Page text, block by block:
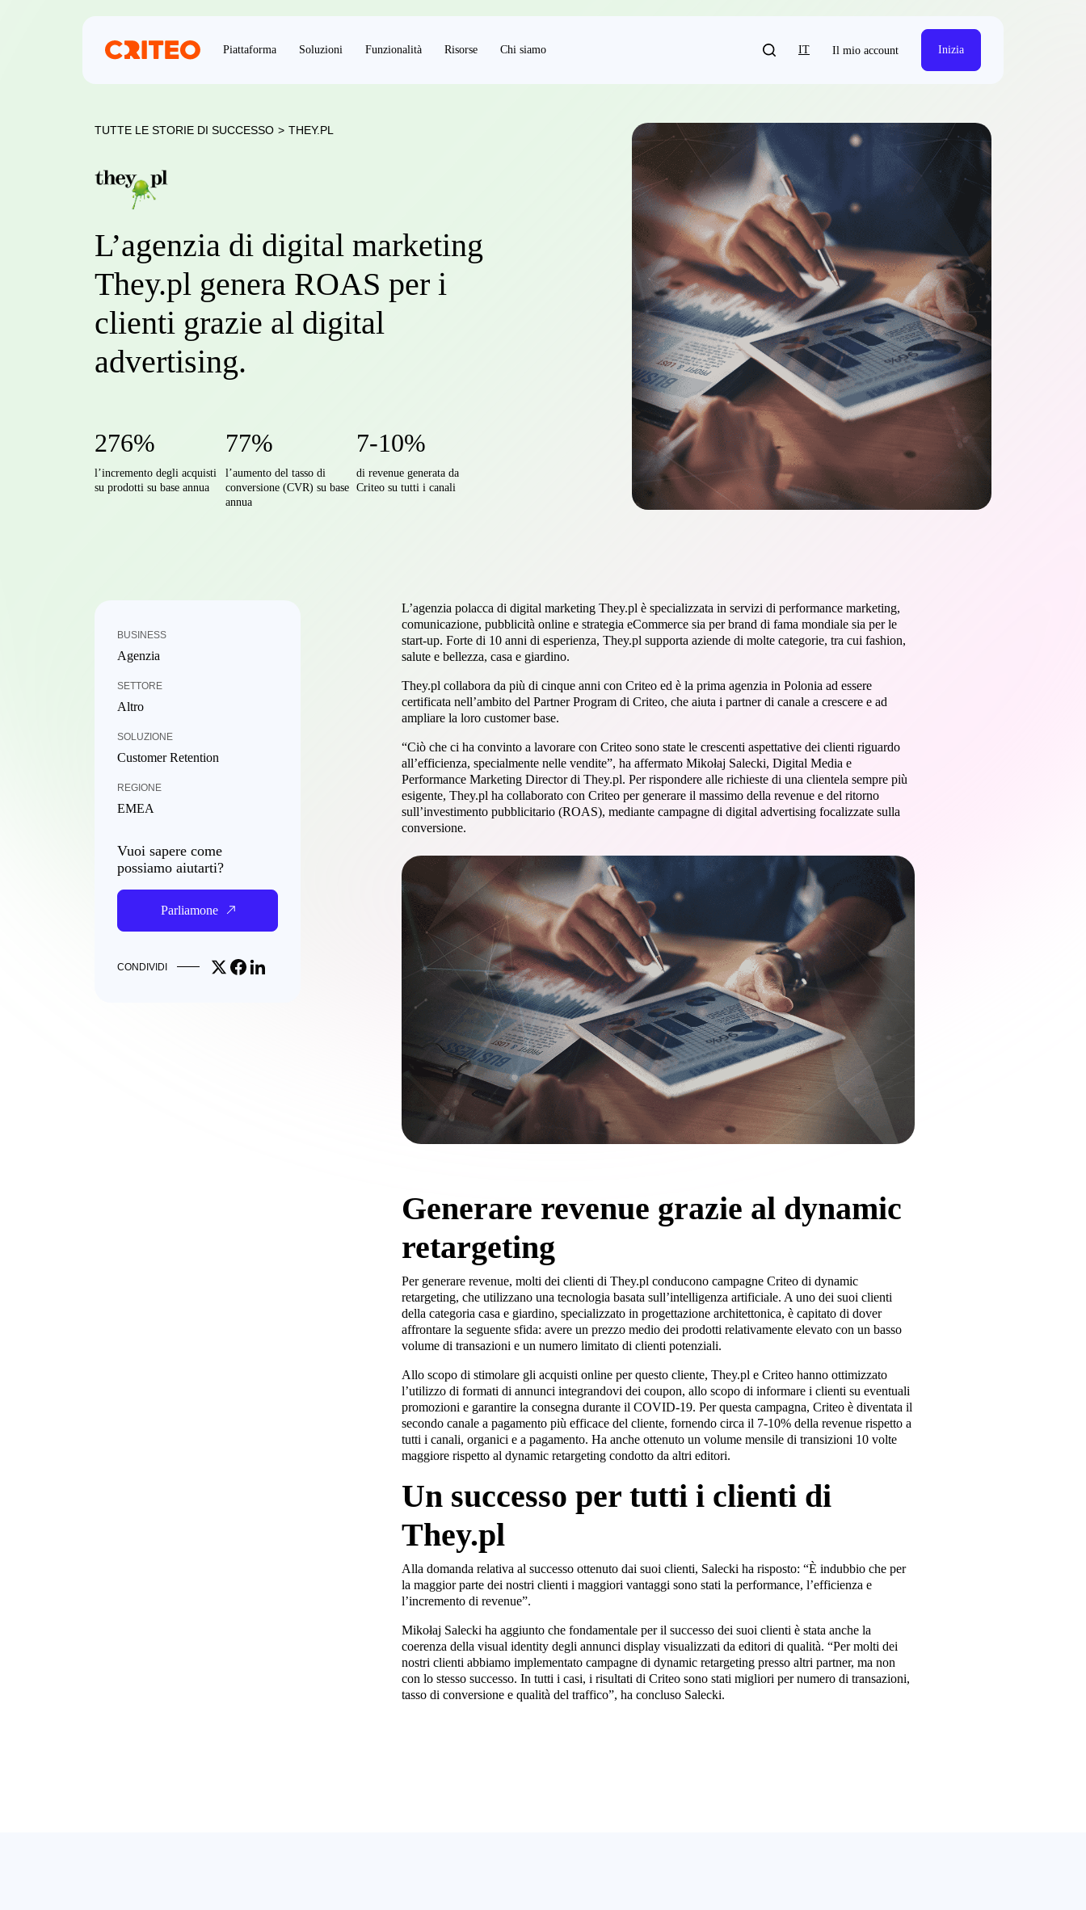
Piattaforma Soluzioni Funzionalità Risorse Chi siamo IT Il mio account Inizia
TUTTE LE STORIE DI SUCCESSO > THEY.PL
L’agenzia di digital marketing
They.pl genera ROAS per i
clienti grazie al digital
advertising.
276%
l’incremento degli acquisti
su prodotti su base annua
77%
l’aumento del tasso di
conversione (CVR) su base
annua
7-10%
di revenue generata da
Criteo su tutti i canali
BUSINESS
Agenzia
SETTORE
Altro
SOLUZIONE
Customer Retention
REGIONE
EMEA
Vuoi sapere come
possiamo aiutarti?
Parliamone
CONDIVIDI Share on X
Share on Facebook
Share on LinkedIn
L’agenzia polacca di digital marketing They.pl è specializzata in servizi di performance marketing,
comunicazione, pubblicità online e strategia eCommerce sia per brand di fama mondiale sia per le
start-up. Forte di 10 anni di esperienza, They.pl supporta aziende di molte categorie, tra cui fashion,
salute e bellezza, casa e giardino.
They.pl collabora da più di cinque anni con Criteo ed è la prima agenzia in Polonia ad essere
certificata nell’ambito del Partner Program di Criteo, che aiuta i partner di canale a crescere e ad
ampliare la loro customer base.
“Ciò che ci ha convinto a lavorare con Criteo sono state le crescenti aspettative dei clienti riguardo
all’efficienza, specialmente nelle vendite”, ha affermato Mikołaj Salecki, Digital Media e
Performance Marketing Director di They.pl. Per rispondere alle richieste di una clientela sempre più
esigente, They.pl ha collaborato con Criteo per generare il massimo della revenue e del ritorno
sull’investimento pubblicitario (ROAS), mediante campagne di digital advertising focalizzate sulla
conversione.
Generare revenue grazie al dynamic
retargeting
Per generare revenue, molti dei clienti di They.pl conducono campagne Criteo di dynamic
retargeting, che utilizzano una tecnologia basata sull’intelligenza artificiale. A uno dei suoi clienti
della categoria casa e giardino, specializzato in progettazione architettonica, è capitato di dover
affrontare la seguente sfida: avere un prezzo medio dei prodotti relativamente elevato con un basso
volume di transazioni e un numero limitato di clienti potenziali.
Allo scopo di stimolare gli acquisti online per questo cliente, They.pl e Criteo hanno ottimizzato
l’utilizzo di formati di annunci integrandovi dei coupon, allo scopo di informare i clienti su eventuali
promozioni e garantire la consegna durante il COVID-19. Per questa campagna, Criteo è diventata il
secondo canale a pagamento più efficace del cliente, fornendo circa il 7-10% della revenue rispetto a
tutti i canali, organici e a pagamento. Ha anche ottenuto un volume mensile di transizioni 10 volte
maggiore rispetto al dynamic retargeting condotto da altri editori.
Un successo per tutti i clienti di
They.pl
Alla domanda relativa al successo ottenuto dai suoi clienti, Salecki ha risposto: “È indubbio che per
la maggior parte dei nostri clienti i maggiori vantaggi sono stati la performance, l’efficienza e
l’incremento di revenue”.
Mikołaj Salecki ha aggiunto che fondamentale per il successo dei suoi clienti è stata anche la
coerenza della visual identity degli annunci display visualizzati da editori di qualità. “Per molti dei
nostri clienti abbiamo implementato campagne di dynamic retargeting presso altri partner, ma non
con lo stesso successo. In tutti i casi, i risultati di Criteo sono stati migliori per numero di transazioni,
tasso di conversione e qualità del traffico”, ha concluso Salecki.